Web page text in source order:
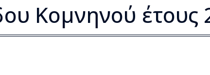
Κομνηνού έτους